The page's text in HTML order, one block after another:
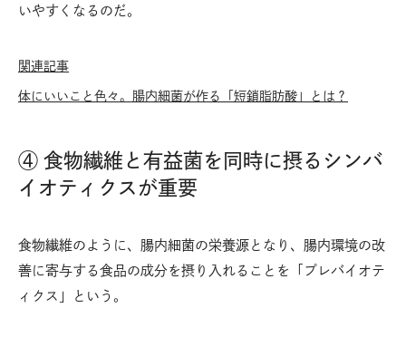
いやすくなるのだ。
関連記事
体にいいこと色々。腸内細菌が作る「短鎖脂肪酸」とは？
④ 食物繊維と有益菌を同時に摂るシンバ
イオティクスが重要
食物繊維のように、腸内細菌の栄養源となり、腸内環境の改
善に寄与する食品の成分を摂り入れることを「プレバイオテ
ィクス」という。